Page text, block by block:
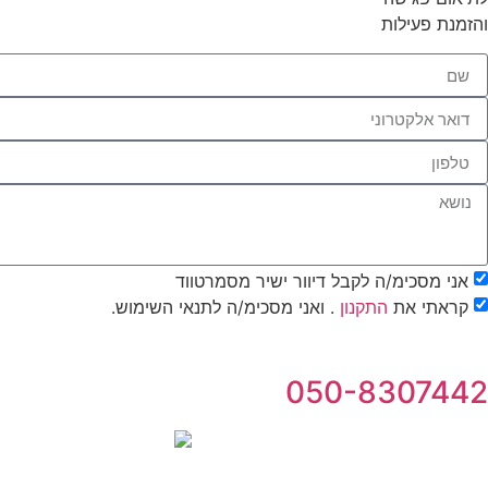
והזמנת פעילות
אני מסכימ/ה לקבל דיוור ישיר מסמרטווד
קראתי את התקנון . ואני מסכימ/ה לתנאי השימוש.
050-8307442
של אופן
השימוש
באתר.
חווית
כדי שהאתר
הביקור
שלכם. אם
חלק